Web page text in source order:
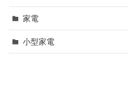
家電
小型家電